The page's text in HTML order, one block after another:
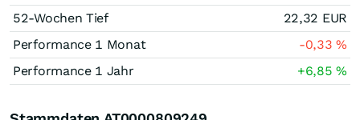
52-Wochen Tief
22,32 EUR
Performance 1 Monat
-0,33%
Performance 1 Jahr
+6,85%